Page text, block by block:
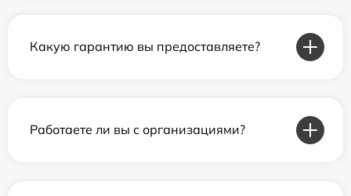
Какую гарантию вы предоставляете?
Работаете ли вы с организациями?